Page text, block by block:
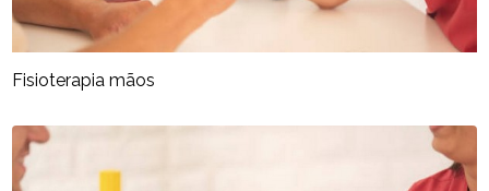
Fisioterapia mãos​